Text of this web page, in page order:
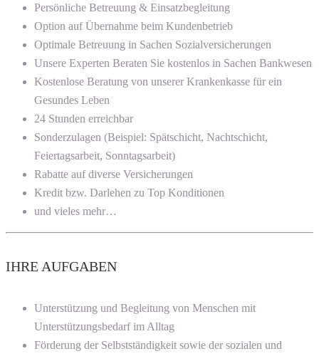
Persönliche Betreuung & Einsatzbegleitung
Option auf Übernahme beim Kundenbetrieb
Optimale Betreuung in Sachen Sozialversicherungen
Unsere Experten Beraten Sie kostenlos in Sachen Bankwesen
Kostenlose Beratung von unserer Krankenkasse für ein
Gesundes Leben
24 Stunden erreichbar
Sonderzulagen (Beispiel: Spätschicht, Nachtschicht,
Feiertagsarbeit, Sonntagsarbeit)
Rabatte auf diverse Versicherungen
Kredit bzw. Darlehen zu Top Konditionen
und vieles mehr…
IHRE AUFGABEN
Unterstützung und Begleitung von Menschen mit
Unterstützungsbedarf im Alltag
Förderung der Selbstständigkeit sowie der sozialen und